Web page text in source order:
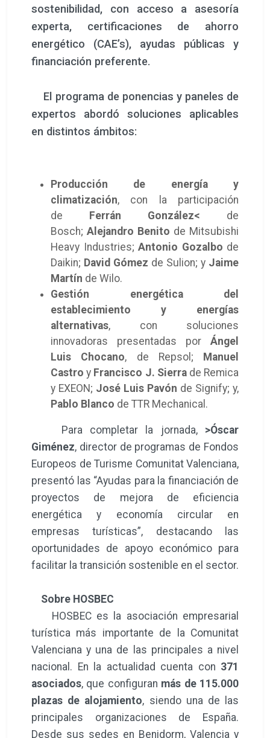
sostenibilidad, con acceso a asesoría
experta, certificaciones de ahorro
energético (CAE’s), ayudas públicas y
financiación preferente.
El programa de ponencias y paneles de
expertos abordó soluciones aplicables
en distintos ámbitos:
Producción de energía y
climatización, con la participación
de Ferrán González< de
Bosch; Alejandro Benito de Mitsubishi
Heavy Industries; Antonio Gozalbo de
Daikin; David Gómez de Sulion; y Jaime
Martín de Wilo.
Gestión energética del
establecimiento y energías
alternativas, con soluciones
innovadoras presentadas por Ángel
Luis Chocano, de Repsol; Manuel
Castro y Francisco J. Sierrade Remica
y EXEON; José Luis Pavón de Signify; y,
Pablo Blanco de TTR Mechanical.
Para completar la jornada, >Óscar
Giménez, director de programas de Fondos
Europeos de Turisme Comunitat Valenciana,
presentó las “Ayudas para la financiación de
proyectos de mejora de eficiencia
energética y economía circular en
empresas turísticas”, destacando las
oportunidades de apoyo económico para
facilitar la transición sostenible en el sector.
Sobre HOSBEC
HOSBEC es la asociación empresarial
turística más importante de la Comunitat
Valenciana y una de las principales a nivel
nacional. En la actualidad cuenta con 371
asociados, que configuran más de 115.000
plazas de alojamiento, siendo una de las
principales organizaciones de España.
Desde sus sedes en Benidorm, Valencia y